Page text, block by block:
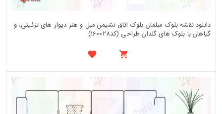
دانلود نقشه بلوک مبلمان بلوک اتاق نشیمن مبل و هنر دیوار های تزئینی، و
گیاهان با بلوک های گلدان طراحی (کد160028)